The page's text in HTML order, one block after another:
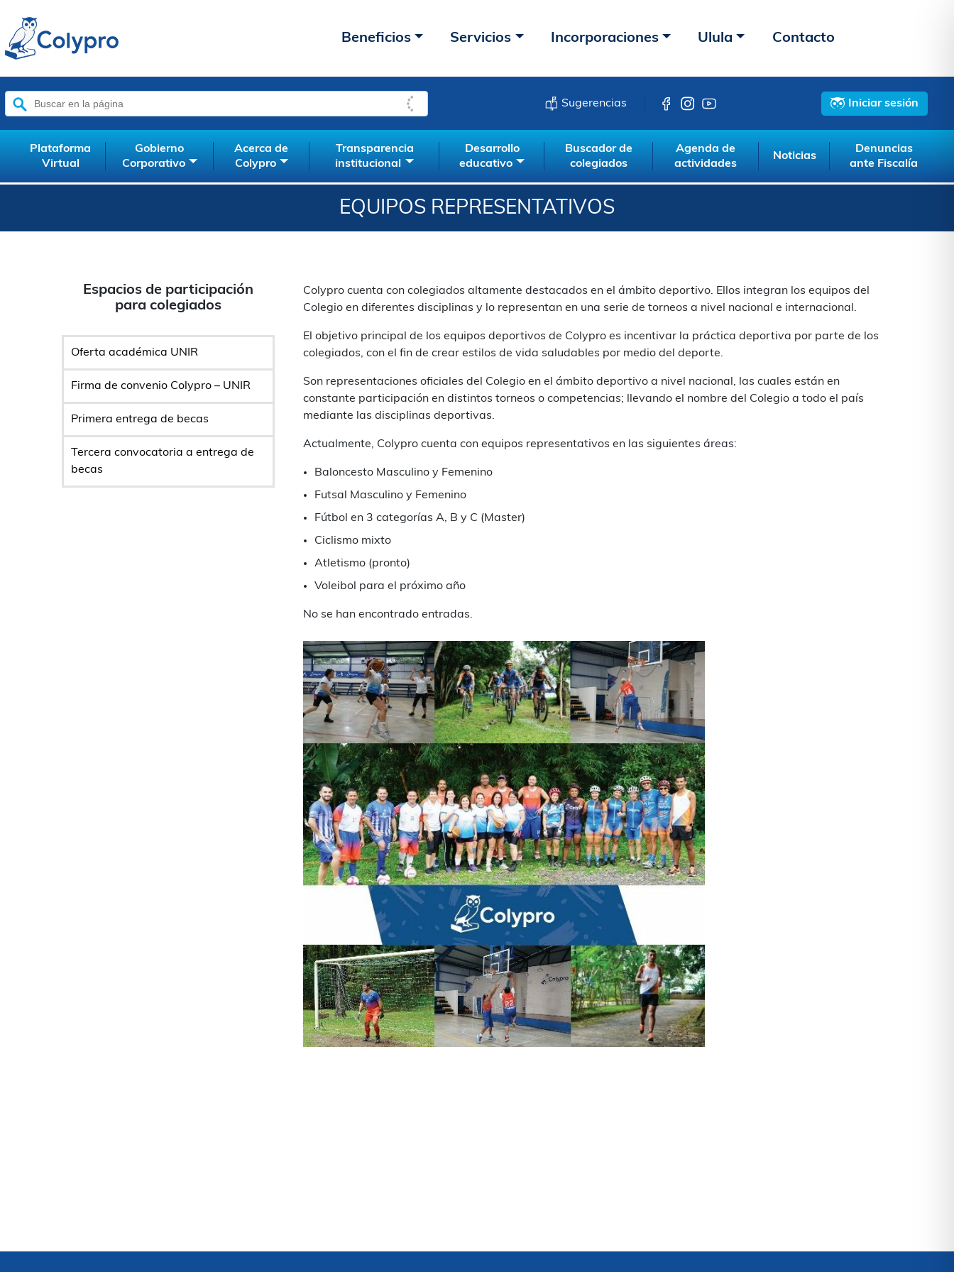
Beneficios Servicios Incorporaciones Ulula Contacto
Buscar:
Sugerencias Iniciar sesión
Plataforma
Virtual
Gobierno
Corporativo
Acerca de
Colypro
Transparencia
institucional
Desarrollo
educativo
Buscador de
colegiados
Agenda de
actividades
Noticias
Denuncias
ante Fiscalía
EQUIPOS REPRESENTATIVOS
Espacios de participación
para colegiados
Oferta académica UNIR
Firma de convenio Colypro – UNIR
Primera entrega de becas
Tercera convocatoria a entrega de
becas
Colypro cuenta con colegiados altamente destacados en el ámbito deportivo. Ellos integran los equipos del
Colegio en diferentes disciplinas y lo representan en una serie de torneos a nivel nacional e internacional.
El objetivo principal de los equipos deportivos de Colypro es incentivar la práctica deportiva por parte de los
colegiados, con el fin de crear estilos de vida saludables por medio del deporte.
Son representaciones oficiales del Colegio en el ámbito deportivo a nivel nacional, las cuales están en
constante participación en distintos torneos o competencias; llevando el nombre del Colegio a todo el país
mediante las disciplinas deportivas.
Actualmente, Colypro cuenta con equipos representativos en las siguientes áreas:
Baloncesto Masculino y Femenino
Futsal Masculino y Femenino
Fútbol en 3 categorías A, B y C (Master)
Ciclismo mixto
Atletismo (pronto)
Voleibol para el próximo año
No se han encontrado entradas.